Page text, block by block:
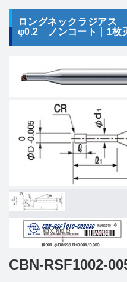
お問
カタ
ロングネックラジアス
φ0.2
ノンコート 1枚
CBN-RSF1002-